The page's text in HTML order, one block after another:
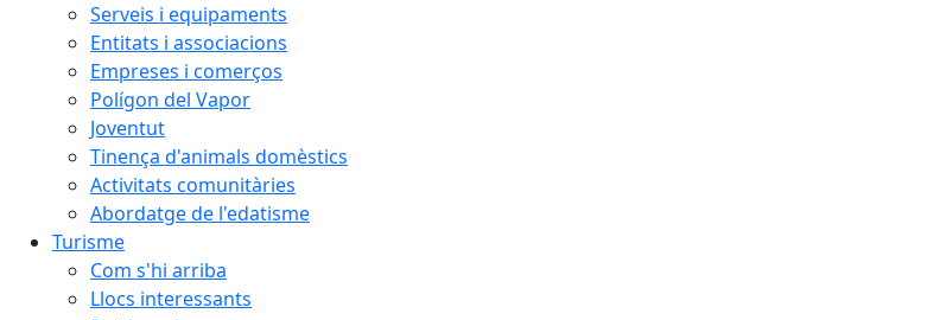
Serveis i equipaments
Entitats i associacions
Empreses i comerços
Polígon del Vapor
Joventut
Tinença d'animals domèstics
Activitats comunitàries
Abordatge de l'edatisme
Turisme
Com s'hi arriba
Llocs interessants